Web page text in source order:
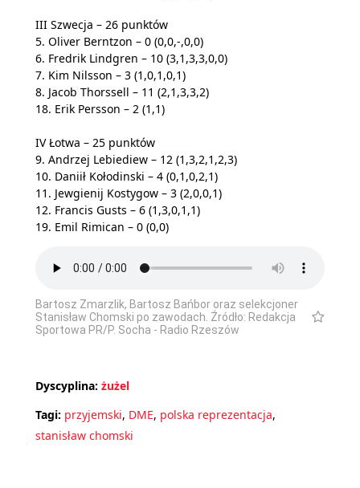
III Szwecja – 26 punktów
5. Oliver Berntzon – 0 (0,0,-,0,0)
6. Fredrik Lindgren – 10 (3,1,3,3,0,0)
7. Kim Nilsson – 3 (1,0,1,0,1)
8. Jacob Thorssell – 11 (2,1,3,3,2)
18. Erik Persson – 2 (1,1)
IV Łotwa – 25 punktów
9. Andrzej Lebiediew – 12 (1,3,2,1,2,3)
10. Daniił Kołodinski – 4 (0,1,0,2,1)
11. Jewgienij Kostygow – 3 (2,0,0,1)
12. Francis Gusts – 6 (1,3,0,1,1)
19. Emil Rimican – 0 (0,0)
Bartosz Zmarzlik, Bartosz Bańbor oraz selekcjoner
Stanisław Chomski po zawodach. Źródło: Redakcja
Sportowa PR/P. Socha - Radio Rzeszów
Dyscyplina: żużel
Tagi: przyjemski, DME, polska reprezentacja,
stanisław chomski